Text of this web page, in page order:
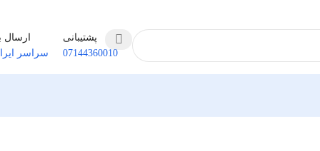
پشتیبانی
07144360010
ارسال
سراسر